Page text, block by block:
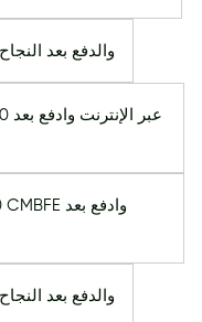
اجتياز امتحان AWS SAA-C03 Proxy والدفع بعد النجاح
اجتياز امتحان AWS CLF-C02 Proxy والدفع بعد النجاح